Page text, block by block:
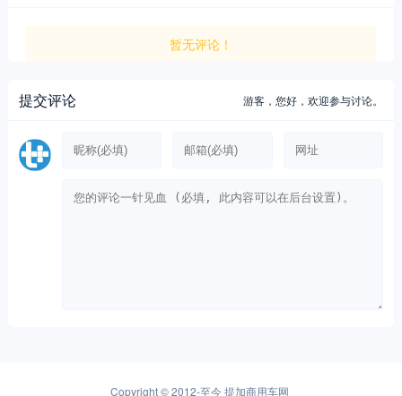
暂无评论！
提交评论 游客，您好，欢迎参与讨论。
Copyright © 2012-至今提加商用车网